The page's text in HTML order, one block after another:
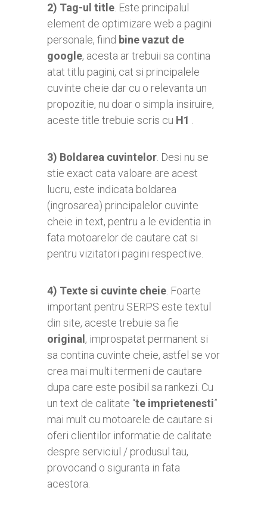
2) Tag-ul title . Este principalul
element de optimizare web a pagini
personale, fiind bine vazut de
google, acesta ar trebuii sa contina
atat titlu pagini, cat si principalele
cuvinte cheie dar cu o relevanta un
propozitie, nu doar o simpla insiruire,
aceste title trebuie scris cu H1
3) Boldarea cuvintelor . Desi nu se
stie exact cata valoare are acest
lucru, este indicata boldarea
(ingrosarea) principalelor cuvinte
cheie in text, pentru a le evidentia in
fata motoarelor de cautare cat si
pentru vizitatori pagini respective.
4) Texte si cuvinte cheie . Foarte
important pentru SERPS este textul
din site, aceste trebuie sa fie
original, improspatat permanent si
sa contina cuvinte cheie, astfel se vor
crea mai multi termeni de cautare
dupa care este posibil sa rankezi. Cu
un text de calitate “te imprietenesti”
mai mult cu motoarele de cautare si
oferi clientilor informatie de calitate
despre serviciul / produsul tau,
provocand o siguranta in fata
acestora.